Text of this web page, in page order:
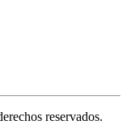
reservados.